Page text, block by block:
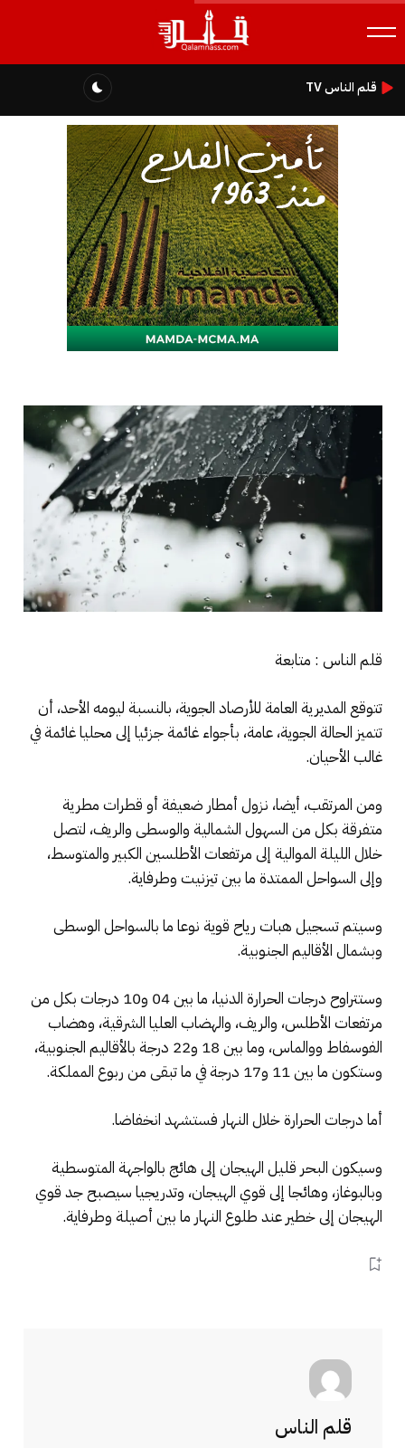
قلم الناس TV
قلم الناس : متابعة
تتوقع المديرية العامة للأرصاد الجوية، بالنسبة ليومه الأحد، أن
تتميز الحالة الجوية، عامة، بأجواء غائمة جزئيا إلى محليا غائمة في
غالب الأحيان.
ومن المرتقب، أيضا، نزول أمطار ضعيفة أو قطرات مطرية
متفرقة بكل من السهول الشمالية والوسطى والريف، لتصل
خلال الليلة الموالية إلى مرتفعات الأطلسين الكبير والمتوسط،
وإلى السواحل الممتدة ما بين تيزنيت وطرفاية.
وسيتم تسجيل هبات رياح قوية نوعا ما بالسواحل الوسطى
وبشمال الأقاليم الجنوبية.
وستتراوح درجات الحرارة الدنيا، ما بين 04 و10 درجات بكل من
مرتفعات الأطلس، والريف، والهضاب العليا الشرقية، وهضاب
الفوسفاط ووالماس، وما بين 18 و22 درجة بالأقاليم الجنوبية،
وستكون ما بين 11 و17 درجة في ما تبقى من ربوع المملكة.
أما درجات الحرارة خلال النهار فستشهد انخفاضا.
وسيكون البحر قليل الهيجان إلى هائج بالواجهة المتوسطية
وبالبوغاز، وهائجا إلى قوي الهيجان، وتدريجيا سيصبح جد قوي
الهيجان إلى خطير عند طلوع النهار ما بين أصيلة وطرفاية.
قلم الناس